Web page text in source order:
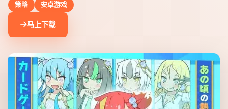
策略 安卓游戏
马上下载